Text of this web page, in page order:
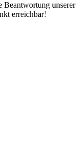
Beantwortung unserer
erreichbar!